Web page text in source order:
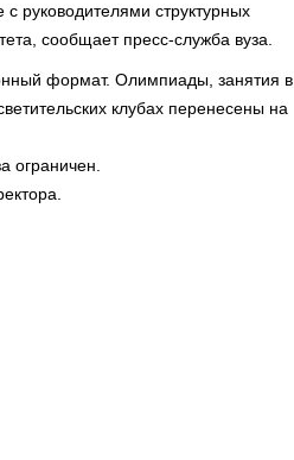
руководителями структурных
сообщает пресс-служба вуза.
формат. Олимпиады, занятия в
клубах перенесены на
ограничен.